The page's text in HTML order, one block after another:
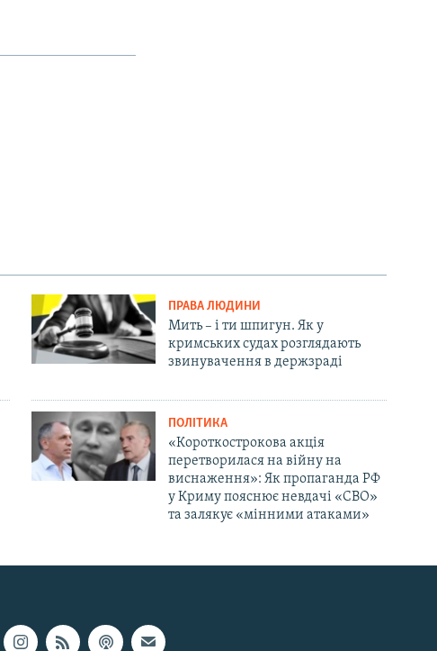
ПРАВА ЛЮДИНИ
Мить – і ти шпигун. Як у
кримських судах розглядають
звинувачення в держзраді
ПОЛІТИКА
«Короткострокова акція
перетворилася на війну на
виснаження»: Як пропаганда РФ
у Криму пояснює невдачі «СВО»
та залякує «мінними атаками»